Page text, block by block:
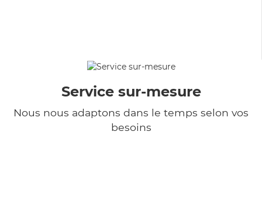
Service sur-mesure
Nous nous adaptons dans le temps selon vos
besoins